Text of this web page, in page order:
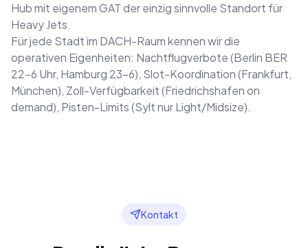
Hub mit eigenem GAT der einzig sinnvolle Standort für
Heavy Jets.
Für jede Stadt im DACH-Raum kennen wir die
operativen Eigenheiten: Nachtflugverbote (Berlin BER
22–6 Uhr, Hamburg 23–6), Slot-Koordination (Frankfurt,
München), Zoll-Verfügbarkeit (Friedrichshafen on
demand), Pisten-Limits (Sylt nur Light/Midsize).
Kontakt